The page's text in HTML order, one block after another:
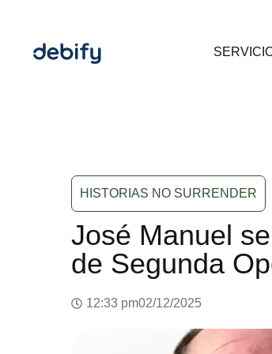
HISTORIAS NO SURRENDER
José Manuel
de Segunda
12:33 pm02/12/2025